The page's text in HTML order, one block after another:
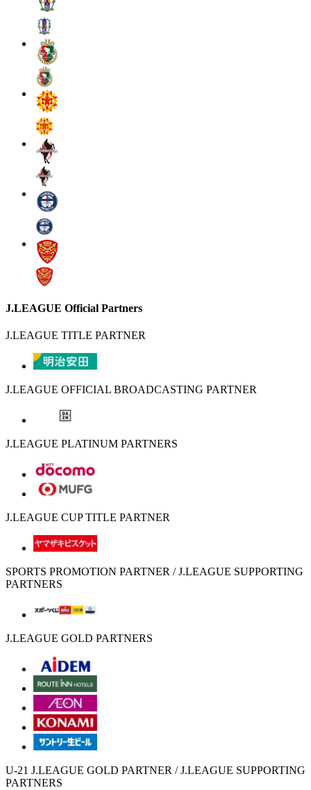
J.LEAGUE Official Partners
J.LEAGUE TITLE PARTNER
J.LEAGUE OFFICIAL BROADCASTING PARTNER
J.LEAGUE PLATINUM PARTNERS
J.LEAGUE CUP TITLE PARTNER
SPORTS PROMOTION PARTNER / J.LEAGUE SUPPORTING
PARTNERS
J.LEAGUE GOLD PARTNERS
U-21 J.LEAGUE GOLD PARTNER / J.LEAGUE SUPPORTING
PARTNERS